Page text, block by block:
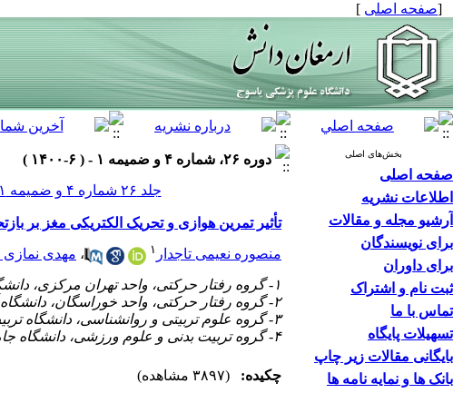
[صفحه اصلی ]
بخش‌های اصلی
صفحه اصلی
اطلاعات نشریه
آرشیو مجله و مقالات
برای نویسندگان
برای داوران
ثبت نام و اشتراک
تماس با ما
تسهیلات پایگاه
بایگانی مقالات زیر چاپ
بانک ها و نمایه نامه ها
دوره ۲۶، شماره ۴ و ضمیمه ۱ - ( ۶-۱۴۰۰ )
جلد ۲۶ شماره ۴ و ضمیمه ۱ صفحات ۶۶۳-۶۴۶
تأثیر تمرین هوازی و تحریک الکتریکی مغز بر
منصوره نعیمی تاجدار ۱ ، مهدی نمازی
۱- گروه رفتار حرکتی، واحد تهران مرکزی، دانشگاه آزاد اسلامی، تهران، ایران ،
۲- گروه رفتار حرکتی، واحد خوراسگان، دانشگاه آزاد اسلامی، اصفهان، ایران
۳- گروه علوم تربیتی و روانشناسی، دانشگاه تربیت دبیر شهید رجایی، تهران، ایران
۴- گروه تربیت بدنی و علوم ورزشی، دانشگاه جامع امام حسین، تهران، ایران
چکیده: (۳۸۹۷ مشاهده)